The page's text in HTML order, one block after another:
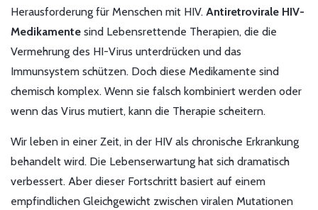
Herausforderung für Menschen mit HIV. Antiretrovirale HIV-
Medikamente sind Lebensrettende Therapien, die die
Vermehrung des HI-Virus unterdrücken und das
Immunsystem schützen. Doch diese Medikamente sind
chemisch komplex. Wenn sie falsch kombiniert werden oder
wenn das Virus mutiert, kann die Therapie scheitern.
Wir leben in einer Zeit, in der HIV als chronische Erkrankung
behandelt wird. Die Lebenserwartung hat sich dramatisch
verbessert. Aber dieser Fortschritt basiert auf einem
empfindlichen Gleichgewicht zwischen viralen Mutationen